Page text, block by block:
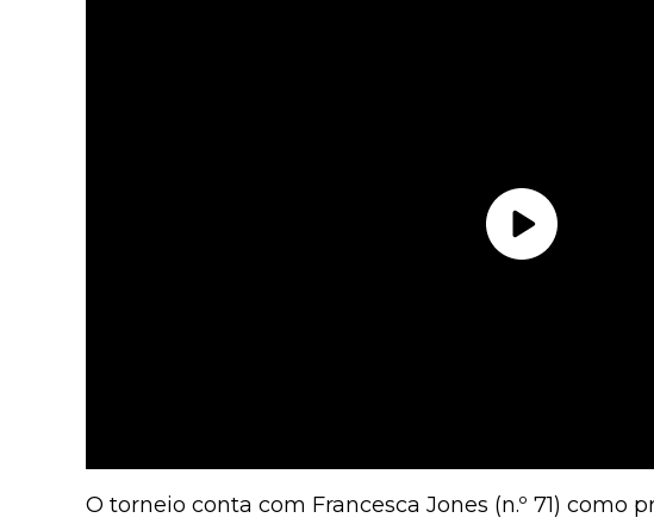
O torneio conta com Francesca Jones (n.º 71) como